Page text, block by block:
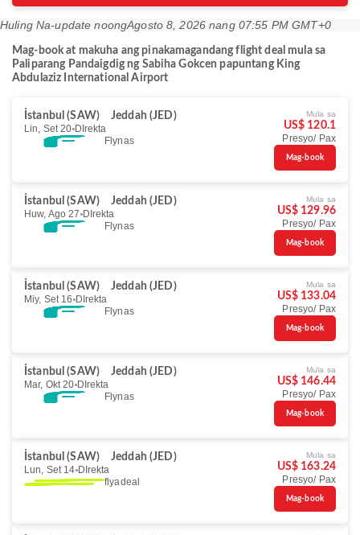
Huling Na-update noongAgosto 8, 2026 nang 07:55 PM GMT+0
Mag-book at makuha ang pinakamagandang flight deal mula sa
Paliparang Pandaigdig ng Sabiha Gokcen papuntang King
Abdulaziz International Airport
İstanbul (SAW)
Jeddah (JED)
Lin, Set 20 DIrekta
Flynas
Mula sa
US$ 120.1
Presyo/ Pax
Mag-book
İstanbul (SAW)
Jeddah (JED)
Huw, Ago 27 DIrekta
Flynas
Mula sa
US$ 129.96
Presyo/ Pax
Mag-book
İstanbul (SAW)
Jeddah (JED)
Miy, Set 16 DIrekta
Flynas
Mula sa
US$ 133.04
Presyo/ Pax
Mag-book
İstanbul (SAW)
Jeddah (JED)
Mar, Okt 20 DIrekta
Flynas
Mula sa
US$ 146.44
Presyo/ Pax
Mag-book
İstanbul (SAW)
Jeddah (JED)
Lun, Set 14 DIrekta
flyadeal
Mula sa
US$ 163.24
Presyo/ Pax
Mag-book